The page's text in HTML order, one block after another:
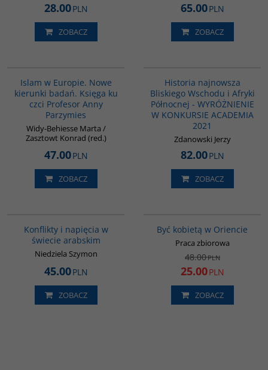
28.00PLN
ZOBACZ
65.00PLN
ZOBACZ
Islam w Europie. Nowe
kierunki badań. Księga ku
czci Profesor Anny
Parzymies
Widy-Behiesse Marta /
Zasztowt Konrad (red.)
47.00PLN
ZOBACZ
Historia najnowsza
Bliskiego Wschodu i Afryki
Północnej - WYRÓŻNIENIE
W KONKURSIE ACADEMIA
2021
Zdanowski Jerzy
82.00PLN
ZOBACZ
Konflikty i napięcia w
świecie arabskim
Niedziela Szymon
45.00PLN
ZOBACZ
Być kobietą w Oriencie
Praca zbiorowa
48.00PLN
25.00PLN
ZOBACZ